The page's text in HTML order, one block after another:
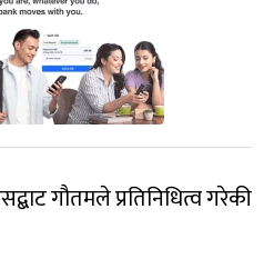
गौतमले प्रतिनिधित्व गरेकी